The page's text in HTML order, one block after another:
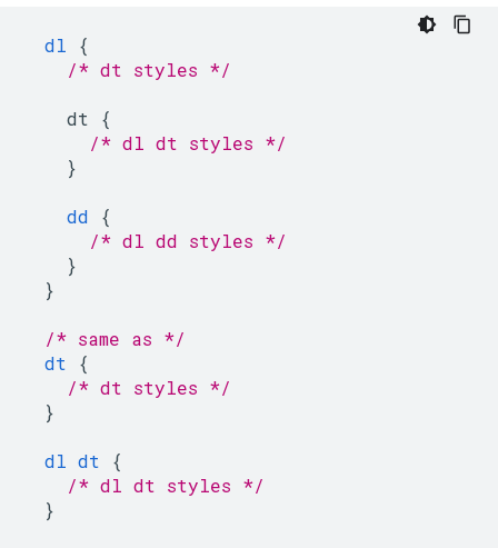
dl
{
/* dt styles */
dt
{
/* dl dt styles */
}
dd
{
/* dl dd styles */
}
}
/* same as */
dt
{
/* dt styles */
}
dl dt
{
/* dl dt styles */
}